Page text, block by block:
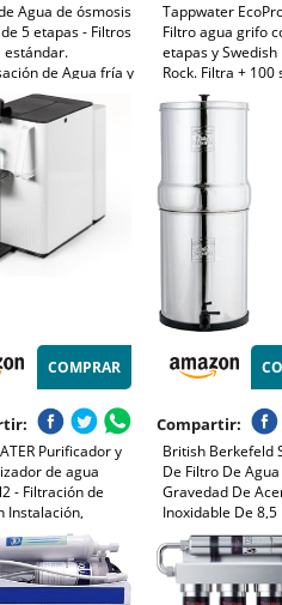
Agua de ósmosis
5 etapas - Filtros
estándar.
de Agua fría y
o fría y Caliente -
de botellas
Tappwater
Filtro agua grifo
etapas y
Rock. Filtra + 100
y añade minerales
esenciales para
saludable.
con tecnología
COMPRAR
Purificador y
de agua
- Filtración de
Instalación,
inversa y UV con
añadidos
Compartir:
British Berkefeld
De Filtro De
Gravedad De
Inoxidable De
2 cartuchos Ultra
Agua limpia con
excelente | No
electricidad ni